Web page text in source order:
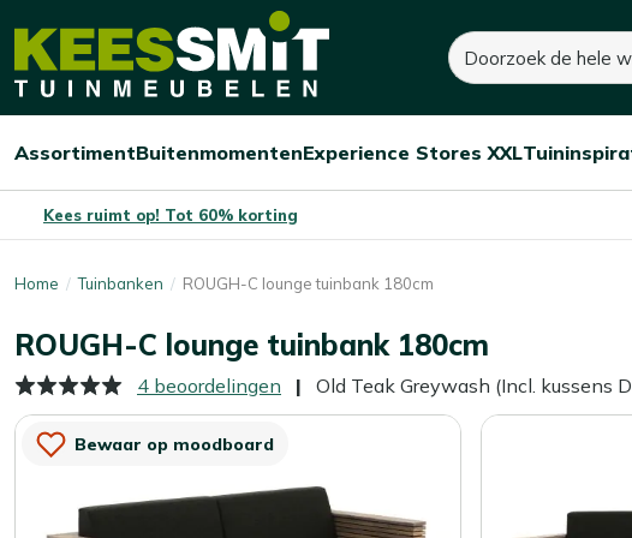
Kees
Tuinmeubelen
Zoeken
Open/sluit
Assortiment
Open/sluit
Buitenmomenten
Open/sluit
Experience Stores XXL
Kees ruimt op! Tot 60% korting
Home Tuinbanken ROUGH-C lounge tuinbank 180cm
ROUGH-C lounge tuinbank 180cm
Old Teak Greywash (Incl. kussens
4 beoordelingen
Bewaar op moodboard
1.165,- 1.260,-
Je bespaart:95,- (-8%)
Dit product is niet op voorraad